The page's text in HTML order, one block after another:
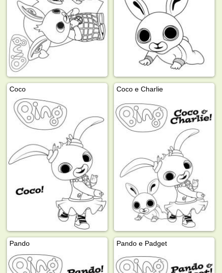
Coco Coco e Charlie
Pando Pando e Padget